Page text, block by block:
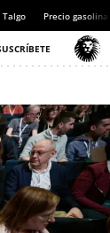
Talgo Precio gasolina